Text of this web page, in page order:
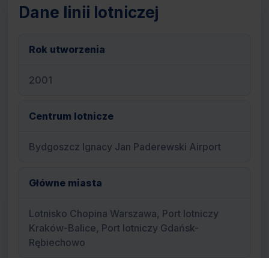
Dane linii lotniczej
Rok utworzenia
2001
Centrum lotnicze
Bydgoszcz Ignacy Jan Paderewski Airport
Główne miasta
Lotnisko Chopina Warszawa, Port lotniczy
Kraków-Balice, Port lotniczy Gdańsk-
Rębiechowo